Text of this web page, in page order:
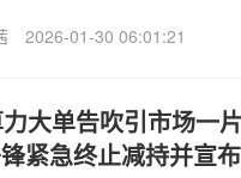
2026-01-30 06:01:21
力大单告吹引市场一
紧急终止减持并宣